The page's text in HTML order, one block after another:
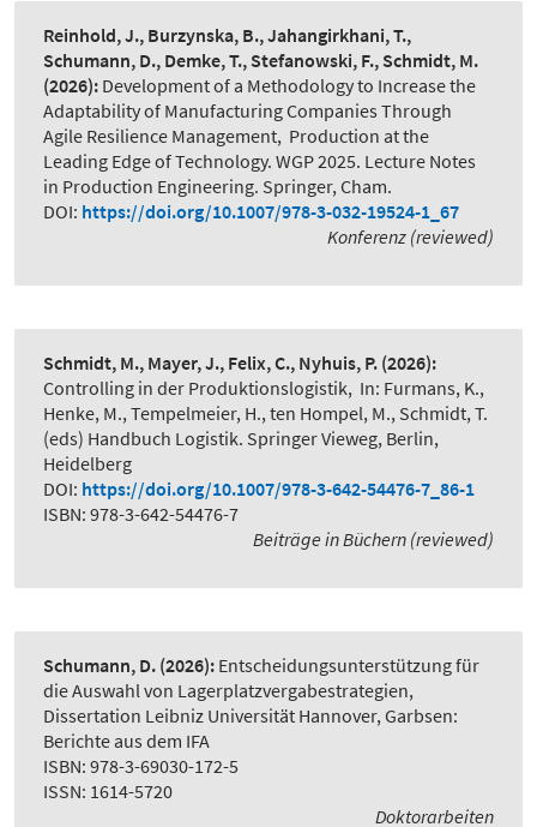
Reinhold, J., Burzynska, B., Jahangirkhani, T.,
Schumann, D., Demke, T., Stefanowski, F., Schmidt, M.
(2026): Development of a Methodology to Increase the
Adaptability of Manufacturing Companies Through
Agile Resilience Management, Production at the
Leading Edge of Technology. WGP 2025. Lecture Notes
in Production Engineering. Springer, Cham.
DOI: https://doi.org/10.1007/978-3-032-19524-1_67
Konferenz (reviewed)
Schmidt, M., Mayer, J., Felix, C., Nyhuis, P. (2026):
Controlling in der Produktionslogistik, In: Furmans, K.,
Henke, M., Tempelmeier, H., ten Hompel, M., Schmidt, T.
(eds) Handbuch Logistik. Springer Vieweg, Berlin,
Heidelberg
DOI: https://doi.org/10.1007/978-3-642-54476-7_86-1
ISBN: 978-3-642-54476-7
Beiträge in Büchern (reviewed)
Schumann, D. (2026): Entscheidungsunterstützung für
die Auswahl von Lagerplatzvergabestrategien,
Dissertation Leibniz Universität Hannover, Garbsen:
Berichte aus dem IFA
ISBN: 978-3-69030-172-5
ISSN: 1614-5720
Doktorarbeiten